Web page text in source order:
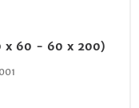
x 60 - 60 x 200)